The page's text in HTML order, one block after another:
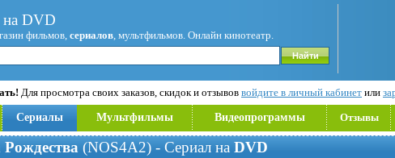
DVD
фильмов, сериалов, мультфильмов. Онлайн кинотеатр.
Для просмотра своих заказов, скидок и отзывов войдите в личный кабинет или
Сериалы Мультфильмы Видеопрограммы Отзывы
(NOS4A2) - Сериал на DVD